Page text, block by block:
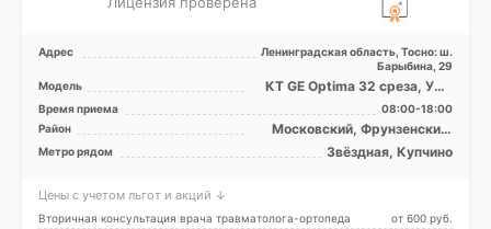
Адрес
Ленинградская область, Тосно: ш.
Барыбина, 29
Модель
КТ GE Optima 32 среза, УЗИ
аппарат, Рентген аппарат
Время приема
08:00-18:00
Район
Московский, Фрунзенский,
Лен. область
Метро рядом Звёздная, Купчино
Цены с учетом льгот и акций ↓
Вторичная консультация врача травматолога-ортопеда
от 600 pуб.